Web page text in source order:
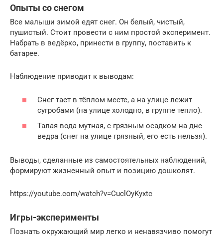
Опыты со снегом
Все малыши зимой едят снег. Он белый, чистый,
пушистый. Стоит провести с ним простой эксперимент.
Набрать в ведёрко, принести в группу, поставить к
батарее.
Наблюдение приводит к выводам:
Снег тает в тёплом месте, а на улице лежит
сугробами (на улице холодно, в группе тепло).
Талая вода мутная, с грязным осадком на дне
ведра (снег на улице грязный, его есть нельзя).
Выводы, сделанные из самостоятельных наблюдений,
формируют жизненный опыт и позицию дошколят.
https://youtube.com/watch?v=CuclOyKyxtc
Игры-эксперименты
Познать окружающий мир легко и ненавязчиво помогут